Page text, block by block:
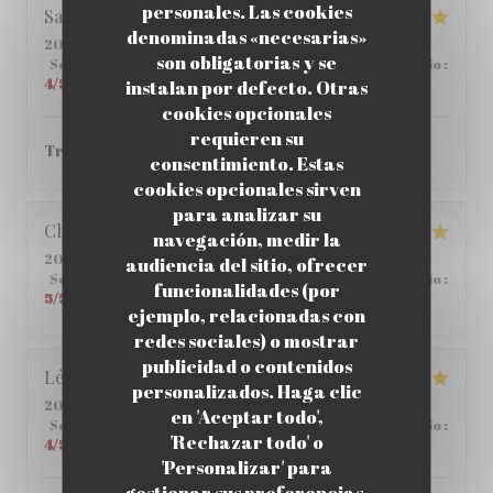
personales. Las cookies
denominadas «necesarias»
son obligatorias y se
instalan por defecto. Otras
cookies opcionales
requieren su
consentimiento. Estas
cookies opcionales sirven
para analizar su
navegación, medir la
audiencia del sitio, ofrecer
funcionalidades (por
ejemplo, relacionadas con
redes sociales) o mostrar
publicidad o contenidos
personalizados. Haga clic
en 'Aceptar todo',
'Rechazar todo' o
'Personalizar' para
Sabria
2026-06-01- 12:00 - Invitados 6
Servicio
Ambiente:4/5 Menú:5/5 Calidad / Precio :
4/5
Très bon ! je vous le recommande.
Christophe
2026-05-25- 12:45 - Invitados 2
Servicio
/5 Ambiente: 5/5 Menú: 4/5 Calidad / Precio:
5/5
Léane
2026-05-14
- 20:00 - Invitados 2
Servicio
Ambiente:5/5 Menú:5/5 Calidad / Precio :
4/5